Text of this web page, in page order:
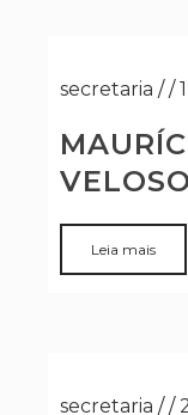
secretaria //
Leia mais
secretaria //